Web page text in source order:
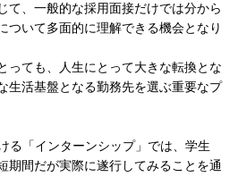
て、一般的な採用面接だけでは分から
ついて多面的に理解できる機会となり
っても、人生にとって大きな転換とな
生活基盤となる勤務先を選ぶ重要なプ
る「インターンシップ」では、学生
期間だが実際に遂行してみることを通